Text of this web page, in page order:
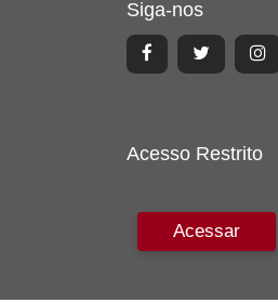
Siga-nos
Acesso Restrito
Acessar